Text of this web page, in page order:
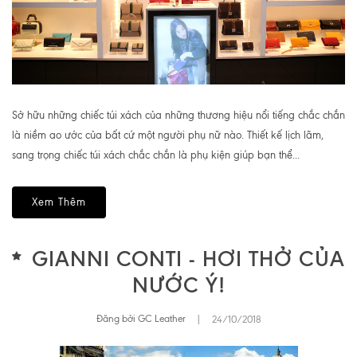
Sở hữu những chiếc túi xách của những thương hiệu nổi tiếng chắc chắn
là niềm ao ước của bất cứ một người phụ nữ nào. Thiết kế lịch lãm,
sang trọng chiếc túi xách chắc chắn là phụ kiện giúp bạn thể...
Xem Thêm
GIANNI CONTI - HƠI THỞ CỦA
NƯỚC Ý!
Đăng bởi GC Leather 24/10/2018